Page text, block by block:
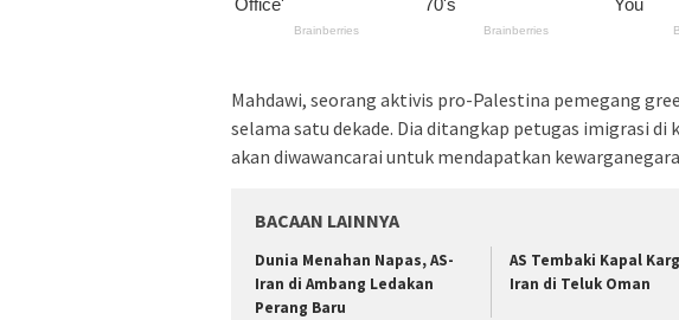
Mahdawi, seorang aktivis pro-Palestina pemegang
selama satu dekade. Dia ditangkap petugas imigrasi
akan diwawancarai untuk mendapatkan
BACAAN LAINNYA
Dunia Menahan Napas, AS-
Iran di Ambang Ledakan
Perang Baru
AS Tembaki Kapal
Iran di Teluk Oman